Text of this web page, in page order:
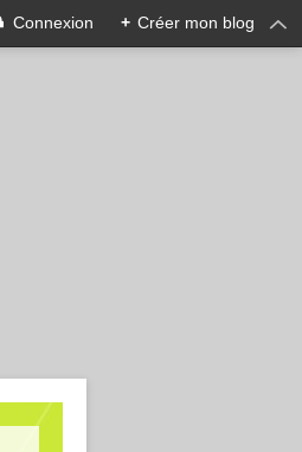
Connexion + Créer mon blog